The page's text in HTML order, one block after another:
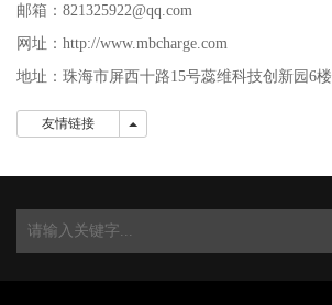
邮箱：821325922@qq.com
网址：http://www.mbcharge.com
地址：珠海市屏西十路15号蕊维科技创新园6楼
友情链接